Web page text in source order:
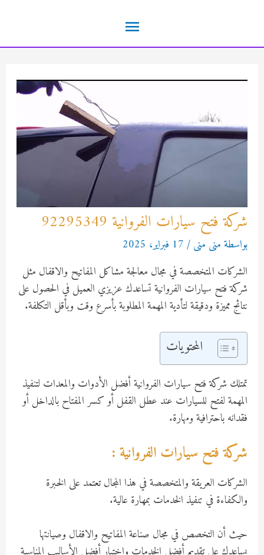
المحتوى
القائمة
الرئيسية
شركة فتح سيارات الفروانية 92295349
بواسطة منى منى/17 فبراير، 2025
الشركات المتخصصة في مجال معالجة مشاكل المفاتيح والاقفال مثل
شركة فتح سيارات الفروانية تساعدك عزيزي العميل في الحصول على
نتائج مميزة ودقيقة لتأدية المهمة المطلوبة بأسرع وقت وبأقل التكلفة.
المحتويات
تمتلك شركة فتح سيارات الفروانية أفضل الأدوات والمعدات لتنفيذ
المهمة لفتح للسيارات عند عطل القفل أو كسر المفتاح بالداخل أو
فقدانه باحترافية ومهارة.
شركة فتح سيارات الفروانية :
الشركات العريقة والمتخصصة في هذا المجال تعتمد على الخبرة
والكفاءة في تنفيذ الخدمات بمهارة عالية.
حيث أن التخصص في مجال صناعة المفاتيح والاقفال وصيانتها